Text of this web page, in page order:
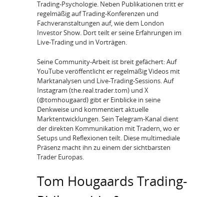
Trading-Psychologie. Neben Publikationen tritt er
regelmäßig auf Trading-Konferenzen und
Fachveranstaltungen auf, wie dem London
Investor Show. Dort teilt er seine Erfahrungen im
Live-Trading und in Vorträgen.
Seine Community-Arbeit ist breit gefächert: Auf
YouTube veröffentlicht er regelmäßig Videos mit
Marktanalysen und Live-Trading-Sessions. Auf
Instagram (the.real.trader.tom) und X
(@tomhougaard) gibt er Einblicke in seine
Denkweise und kommentiert aktuelle
Marktentwicklungen. Sein Telegram-Kanal dient
der direkten Kommunikation mit Tradern, wo er
Setups und Reflexionen teilt. Diese multimediale
Präsenz macht ihn zu einem der sichtbarsten
Trader Europas.
Tom Hougaards Trading-